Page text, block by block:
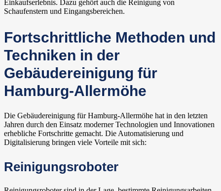
Einkaufserlebnis. Dazu gehört auch die Reinigung von
Schaufenstern und Eingangsbereichen.
Fortschrittliche Methoden und
Techniken in der
Gebäudereinigung für
Hamburg-Allermöhe
Die Gebäudereinigung für Hamburg-Allermöhe hat in den letzten
Jahren durch den Einsatz moderner Technologien und Innovationen
erhebliche Fortschritte gemacht. Die Automatisierung und
Digitalisierung bringen viele Vorteile mit sich:
Reinigungsroboter